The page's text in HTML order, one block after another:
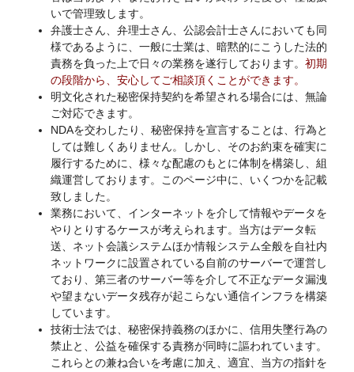
いで管理致します。
弁護士さん、弁理士さん、公認会計士さんにおいても同
様であるように、一般に士業は、暗黙的にこうした法的
責務を負った上で日々の業務を遂行しております。 初期
の段階から、安心してご相談頂くことができます。
明文化された秘密保持契約を希望される場合には、無論
ご対応できます。
NDAを交わしたり、秘密保持を宣言することは、行為と
しては難しくありません。しかし、そのお約束を確実に
履行するために、様々な配慮のもとに体制を構築し、組
織運営しております。このページ中に、いくつかを記載
致しました。
業務において、インターネットを介して情報やデータを
やりとりするケースが考えられます。当方はデータ転
送、ネット会議システムほか情報システム全般を自社内
ネットワークに設置されている自前のサーバーで運営し
ており、第三者のサーバー等を介して不正なデータ漏洩
や望まないデータ残存が起こらない通信インフラを構築
しています。
技術士法では、秘密保持義務のほかに、信用失墜行為の
禁止と、公益を確保する責務が同時に謳われています。
これらとの兼ね合いを考慮に加え、適宜、当方の指針を